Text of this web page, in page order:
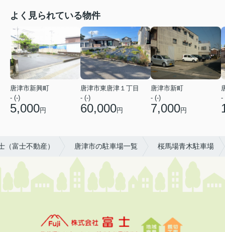
よく見られている物件
唐津市新興町
- (-)
5,000円
唐津市東唐津１丁目
- (-)
60,000円
唐津市新町
- (-)
7,000円
-
富士不動産） 唐津市の駐車場一覧 桜馬場青木駐車場